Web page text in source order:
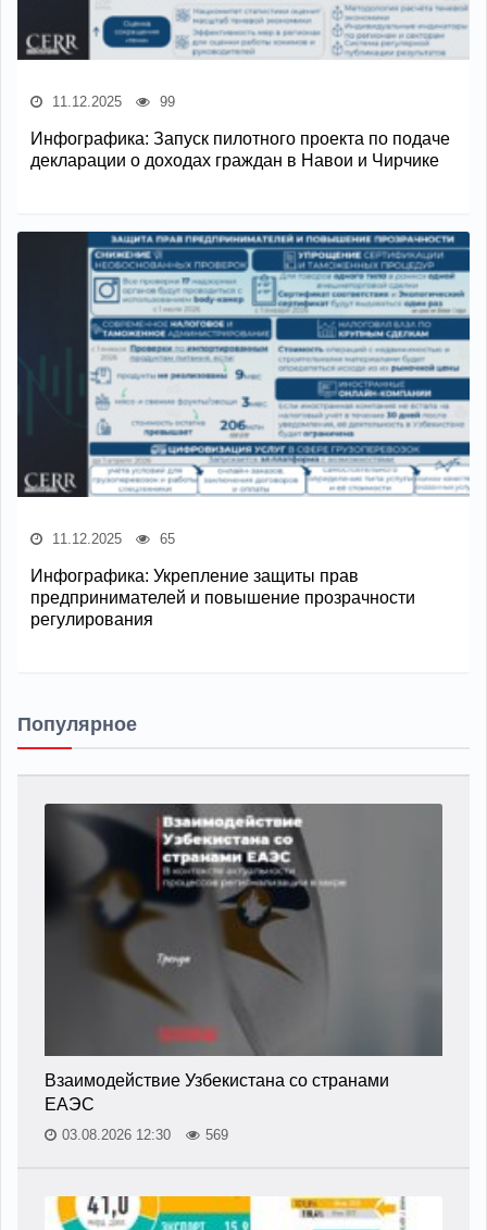
11.12.2025 99
Инфографика: Запуск пилотного проекта по подаче
декларации о доходах граждан в Навои и Чирчике
11.12.2025 65
Инфографика: Укрепление защиты прав
предпринимателей и повышение прозрачности
регулирования
Популярное
Взаимодействие Узбекистана со странами
ЕАЭС
03.08.2026 12:30 569